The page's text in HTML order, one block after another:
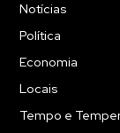
Notícias
Política
Economia
Locais
Tempo e